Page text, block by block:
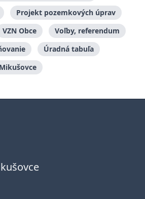
Projekt pozemkových úprav
VZN Obce
Voľby, referendum
Úradná tabuľa